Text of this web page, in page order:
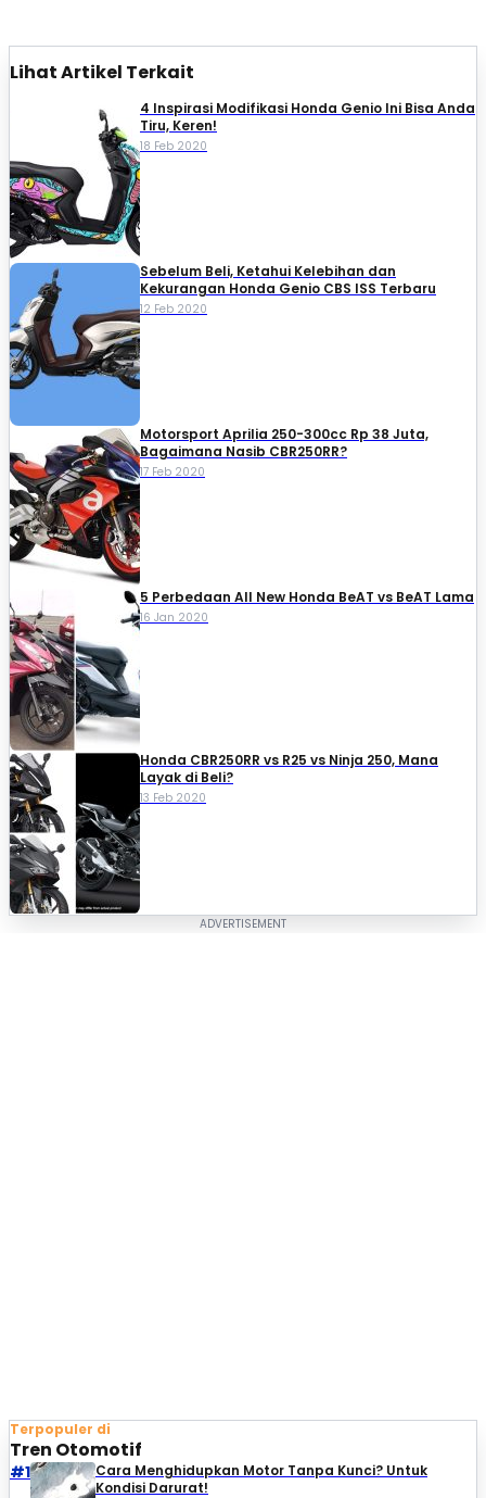
Lihat Artikel Terkait
4 Inspirasi Modifikasi Honda Genio Ini Bisa Anda
Tiru, Keren!
18 Feb 2020
Sebelum Beli, Ketahui Kelebihan dan
Kekurangan Honda Genio CBS ISS Terbaru
12 Feb 2020
Motorsport Aprilia 250-300cc Rp 38 Juta,
Bagaimana Nasib CBR250RR?
17 Feb 2020
5 Perbedaan All New Honda BeAT vs BeAT Lama
16 Jan 2020
Honda CBR250RR vs R25 vs Ninja 250, Mana
Layak di Beli?
13 Feb 2020
Terpopuler di
Tren Otomotif
#1
Cara Menghidupkan Motor Tanpa Kunci? Untuk
Kondisi Darurat!